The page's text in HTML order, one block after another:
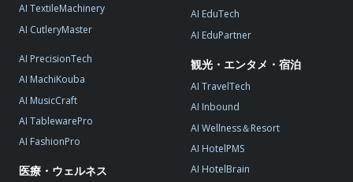
AI TextileMachinery
AI CutleryMaster
AI PrecisionTech
AI MachiKouba
AI MusicCraft
AI TablewarePro
AI FashionPro
医療・ウェルネス
AI EduTech
AI EduPartner
観光・エンタメ・宿泊
AI TravelTech
AI Inbound
AI Wellness＆Resort
AI HotelPMS
AI HotelBrain